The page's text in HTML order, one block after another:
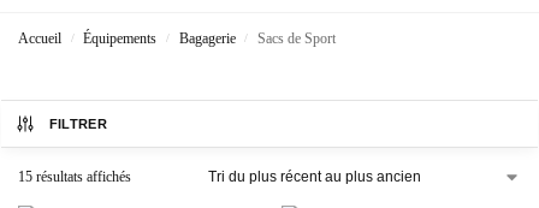
Accueil / Équipements / Bagagerie / Sacs de Sport
FILTRER
15 résultats affichés